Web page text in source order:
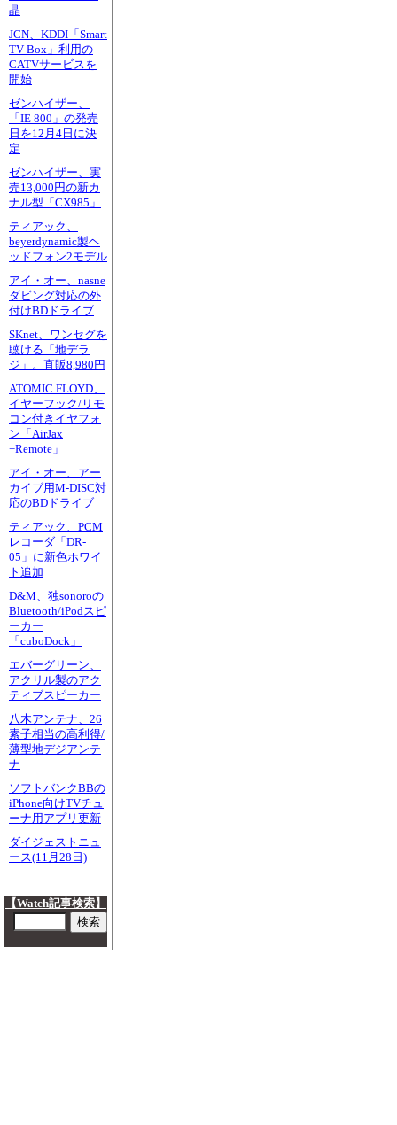
晶
JCN、KDDI「Smart
TV Box」利用の
CATVサービスを
開始
ゼンハイザー、
「IE 800」の発売
日を12月4日に決
定
ゼンハイザー、実
売13,000円の新カ
ナル型「CX985」
ティアック、
beyerdynamic製ヘ
ッドフォン2モデル
アイ・オー、nasne
ダビング対応の外
付けBDドライブ
SKnet、ワンセグを
聴ける「地デラ
ジ」。直販8,980円
ATOMIC FLOYD、
イヤーフック/リモ
コン付きイヤフォ
ン「AirJax
+Remote」
アイ・オー、アー
カイブ用M-DISC対
応のBDドライブ
ティアック、PCM
レコーダ「DR-
05」に新色ホワイ
ト追加
D&M、独sonoroの
Bluetooth/iPodスピ
ーカー
「cuboDock」
エバーグリーン、
アクリル製のアク
ティブスピーカー
八木アンテナ、26
素子相当の高利得/
薄型地デジアンテ
ナ
ソフトバンクBBの
iPhone向けTVチュ
ーナ用アプリ更新
ダイジェストニュ
ース(11月28日)
【Watch記事検索】